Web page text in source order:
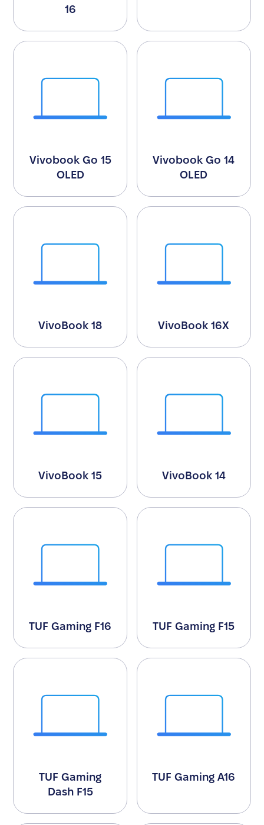
16
Vivobook Go 15
OLED
Vivobook Go 14
OLED
VivoBook 18 VivoBook 16X
VivoBook 15 VivoBook 14
TUF Gaming F16 TUF Gaming F15
TUF Gaming
Dash F15
TUF Gaming A16